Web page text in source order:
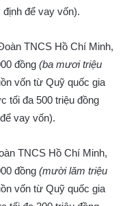
để vay vốn).
TNCS Hồ Chí Minh,
đồng (ba mươi triệu
vốn từ Quỹ quốc gia
tối đa 500 triệu đồng
vay vốn).
TNCS Hồ Chí Minh,
đồng (mười lăm triệu
vốn từ Quỹ quốc gia